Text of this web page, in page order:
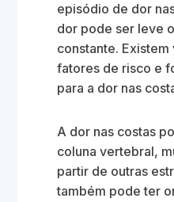
episódio de dor
dor pode ser leve
constante. Existem
fatores de risco e
para a dor nas
A dor nas costas
coluna vertebral,
partir de outras
também pode ter